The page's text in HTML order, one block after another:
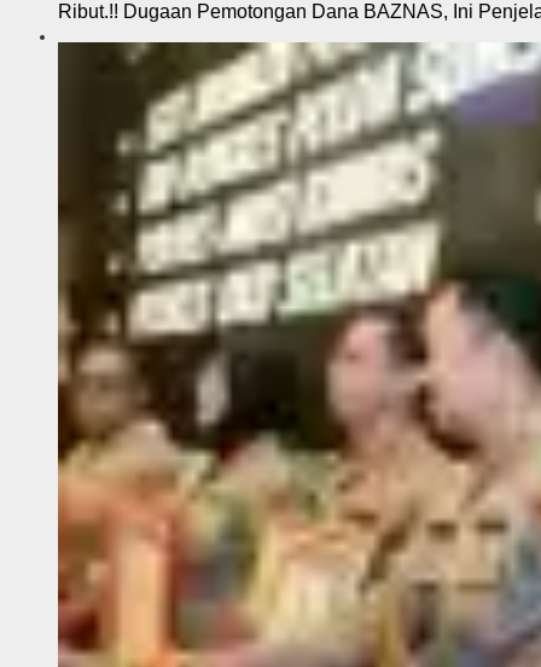
Ribut.!! Dugaan Pemotongan Dana BAZNAS, Ini